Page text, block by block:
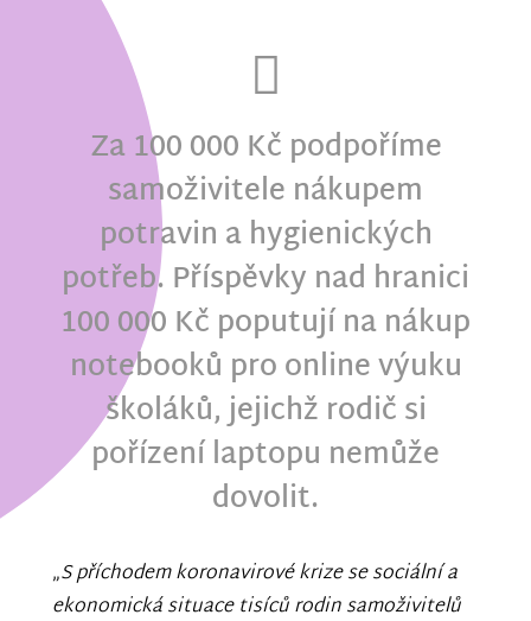
Za 100 000 Kč podpoříme
samoživitele nákupem
potravin a hygienických
potřeb. Příspěvky nad hranici
100 000 Kč poputují na nákup
notebooků pro online výuku
školáků, jejichž rodič si
pořízení laptopu nemůže
dovolit.
„S příchodem koronavirové krize se sociální a
ekonomická situace tisíců rodin samoživitelů